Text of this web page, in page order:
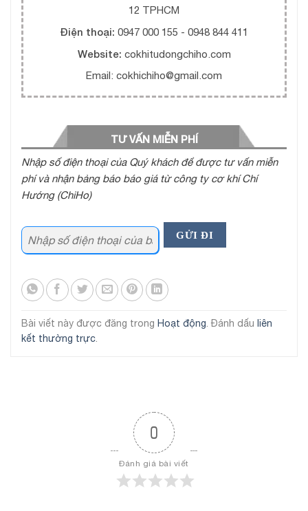
12 TPHCM
Điện thoại: 0947 000 155 - 0948 844 411
Website: cokhitudongchiho.com
Email: cokhichiho@gmail.com
TƯ VẤN MIỄN PHÍ
Nhập số điện thoại của Quý khách để được tư vấn miễn
phí và nhận bảng báo báo giá từ công ty cơ khí Chí
Hướng (ChiHo)
Bài viết này được đăng trong Hoạt động. Đánh dấu liên
kết thường trực.
0
Đánh giá bài viết